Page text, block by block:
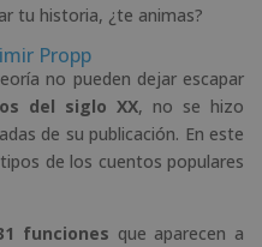
tu historia, ¿te animas?
Propp
no pueden dejar escapar
del siglo XX, no se hizo
de su publicación. En este
de los cuentos populares
funciones que aparecen a